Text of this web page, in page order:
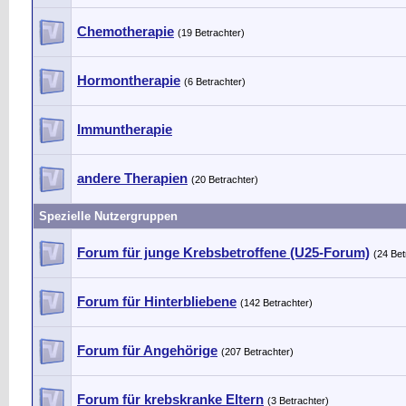
Chemotherapie (19 Betrachter)
Hormontherapie (6 Betrachter)
Immuntherapie
andere Therapien (20 Betrachter)
Spezielle Nutzergruppen
Forum für junge Krebsbetroffene (U25-Forum) (24
Forum für Hinterbliebene (142 Betrachter)
Forum für Angehörige (207 Betrachter)
Forum für krebskranke Eltern (3 Betrachter)